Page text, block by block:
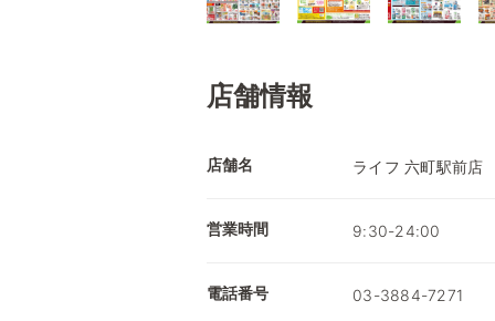
店舗情報
店舗名 ライフ 六町駅前店
営業時間 9:30-24:00
電話番号 03-3884-7271